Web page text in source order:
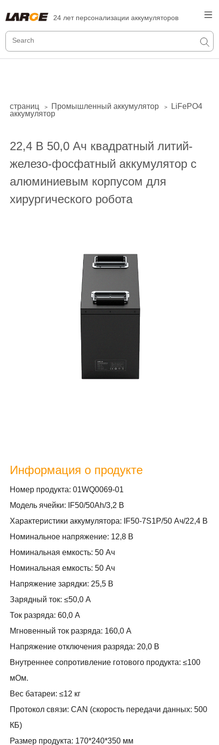
24 лет персонализации аккумуляторов
страниц > Промышленный аккумулятор >
LiFePO4
аккумулятор
22,4 В 50,0 Ач квадратный литий-
железо-фосфатный аккумулятор с
алюминиевым корпусом для
хирургического робота
Информация о продукте
Номер продукта: 01WQ0069-01
Модель ячейки: IF50/50Ah/3,2 В
Характеристики аккумулятора: IF50-7S1P/50 Ач/22,4 В
Номинальное напряжение: 12,8 В
Номинальная емкость: 50 Ач
Номинальная емкость: 50 Ач
Напряжение зарядки: 25,5 В
Зарядный ток: ≤50,0 А
Ток разряда: 60,0 А
Мгновенный ток разряда: 160,0 А
Напряжение отключения разряда: 20,0 В
Внутреннее сопротивление готового продукта: ≤100
мОм.
Вес батареи: ≤12 кг
Протокол связи: CAN (скорость передачи данных: 500
КБ)
Размер продукта: 170*240*350 мм